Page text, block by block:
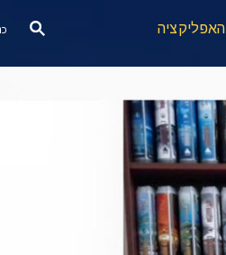
האפליקציה